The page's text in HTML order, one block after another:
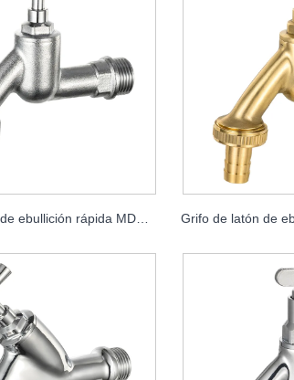
Grifo de latón de ebullición rápida MDHC8001